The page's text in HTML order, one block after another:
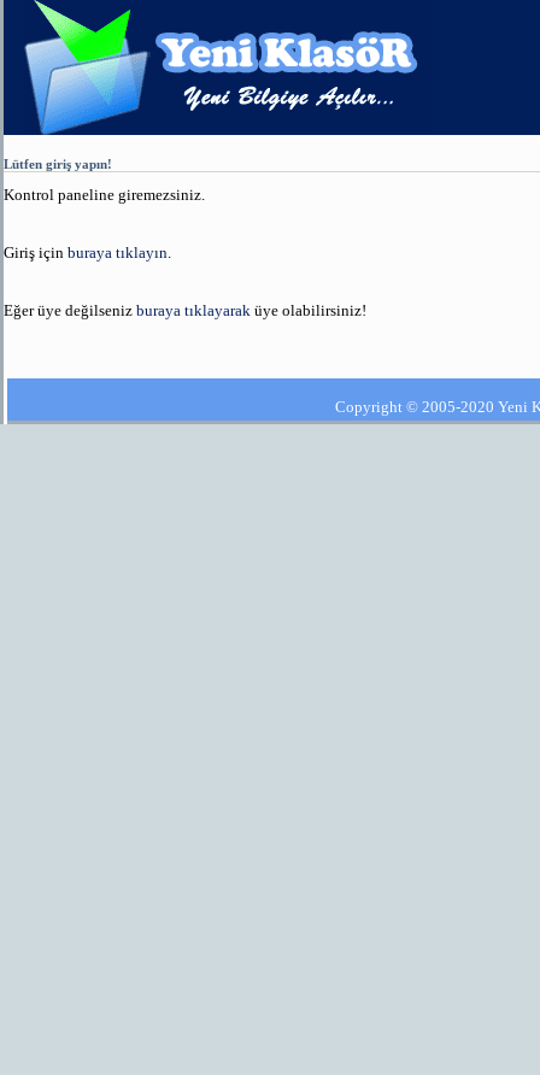
Lütfen giriş yapın!
Kontrol paneline giremezsiniz.
Giriş için buraya tıklayın
Eğer üye değilseniz buraya tıklayarak üye olabilirsiniz!
Copyright © 2005-2020 Yeni